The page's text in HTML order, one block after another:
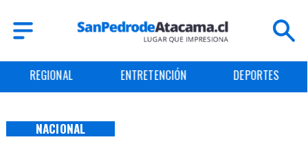
ENTRETENCIÓN DEPORTES CULTURA
NACIONAL